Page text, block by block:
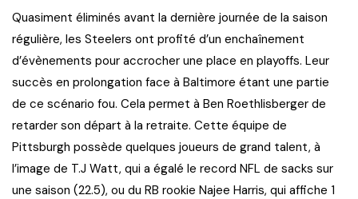
Quasiment éliminés avant la dernière journée de la saison
régulière, les Steelers ont profité d’un enchaînement
d’évènements pour accrocher une place en playoffs. Leur
succès en prolongation face à Baltimore étant une partie
de ce scénario fou. Cela permet à Ben Roethlisberger de
retarder son départ à la retraite. Cette équipe de
Pittsburgh possède quelques joueurs de grand talent, à
l’image de T.J Watt, qui a égalé le record NFL de sacks sur
une saison (22.5), ou du RB rookie Najee Harris, qui affiche 1